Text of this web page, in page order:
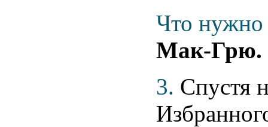
Что нужно
Мак-Грю.
3. Спустя